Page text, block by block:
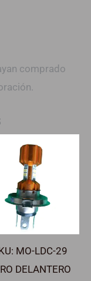
comprado
MO-LDC-29
DELANTERO